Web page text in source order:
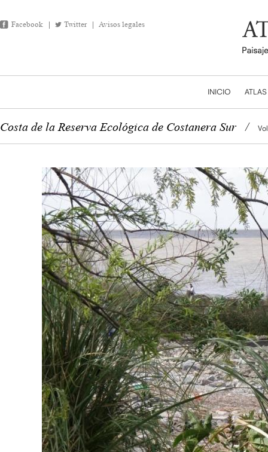
Facebook Twitter Avisos legales
INICIO ATLAS
Costa de la Reserva Ecológica de Costanera Sur /